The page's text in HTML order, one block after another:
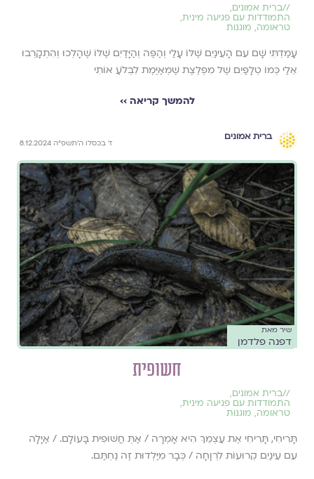
//ברית אמונים,
התמודדות עם פגיעה מינית,
טראומה, מוגנות
עָמַדְתִּי שָׁם עִם הָעֵינַיִם שֶׁלּוֹ עָלַי וְהַפֶּה וְהַיָּדַיִם שֶׁלּוֹ שֶׁהָלְכוּ וְהִתְקָרְבוּ
אֵלַי כְּמוֹ טְלָפַיִם שֶׁל מִפְלֶצֶת שֶׁמְּאַיֶּמֶת לִבְלֹעַ אוֹתִי
להמשך קריאה ››
ברית אמונים
ז׳ בכסלו ה׳תשפ״ה 8.12.2024
שיר מאת
דפנה פלדמן
חשופית
//ברית אמונים,
התמודדות עם פגיעה מינית,
טראומה, מוגנות
תָּרִיחִי, תָּרִיחִי אֶת עַצְמֵךְ הִיא אָמְרָה / אַתְּ חֲשׁוּפִית בָּעוֹלָם. / אַיָּלָה
עִם עֵינַיִם קְרוּעוֹת לִרְוָחָה / כְּבָר מִיַּלְדוּת זֶה נֶחְתַּם.